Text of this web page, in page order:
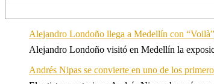
Alejandro Londoño llega a Medellín con
Alejandro Londoño visitó en Medellín la
Andrés Nipas se convierte en uno de los